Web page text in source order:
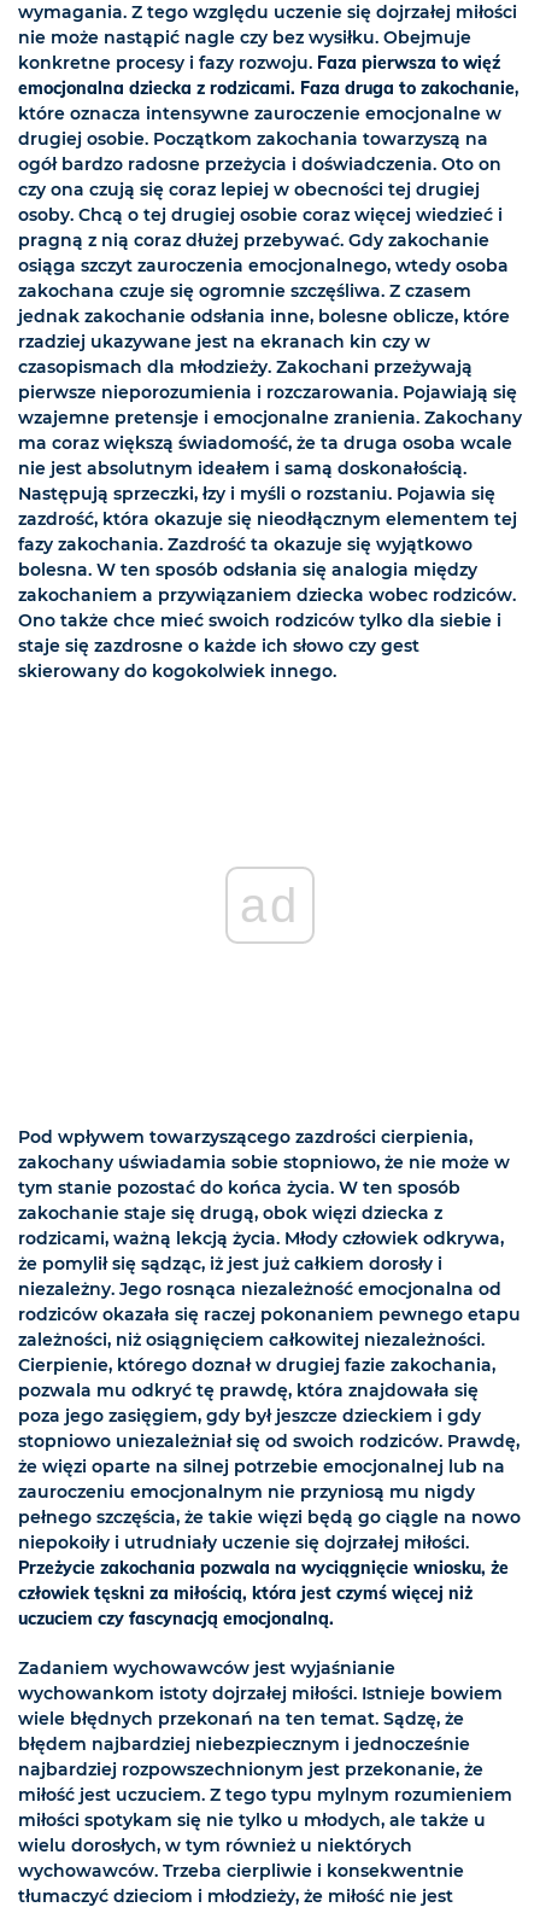
wymagania. Z tego względu uczenie się dojrzałej miłości
nie może nastąpić nagle czy bez wysiłku. Obejmuje
konkretne procesy i fazy rozwoju. Faza pierwsza to więź
emocjonalna dziecka z rodzicami. Faza druga to zakochanie,
które oznacza intensywne zauroczenie emocjonalne w
drugiej osobie. Początkom zakochania towarzyszą na
ogół bardzo radosne przeżycia i doświadczenia. Oto on
czy ona czują się coraz lepiej w obecności tej drugiej
osoby. Chcą o tej drugiej osobie coraz więcej wiedzieć i
pragną z nią coraz dłużej przebywać. Gdy zakochanie
osiąga szczyt zauroczenia emocjonalnego, wtedy osoba
zakochana czuje się ogromnie szczęśliwa. Z czasem
jednak zakochanie odsłania inne, bolesne oblicze, które
rzadziej ukazywane jest na ekranach kin czy w
czasopismach dla młodzieży. Zakochani przeżywają
pierwsze nieporozumienia i rozczarowania. Pojawiają się
wzajemne pretensje i emocjonalne zranienia. Zakochany
ma coraz większą świadomość, że ta druga osoba wcale
nie jest absolutnym ideałem i samą doskonałością.
Następują sprzeczki, łzy i myśli o rozstaniu. Pojawia się
zazdrość, która okazuje się nieodłącznym elementem tej
fazy zakochania. Zazdrość ta okazuje się wyjątkowo
bolesna. W ten sposób odsłania się analogia między
zakochaniem a przywiązaniem dziecka wobec rodziców.
Ono także chce mieć swoich rodziców tylko dla siebie i
staje się zazdrosne o każde ich słowo czy gest
skierowany do kogokolwiek innego.
ad
Pod wpływem towarzyszącego zazdrości cierpienia,
zakochany uświadamia sobie stopniowo, że nie może w
tym stanie pozostać do końca życia. W ten sposób
zakochanie staje się drugą, obok więzi dziecka z
rodzicami, ważną lekcją życia. Młody człowiek odkrywa,
że pomylił się sądząc, iż jest już całkiem dorosły i
niezależny. Jego rosnąca niezależność emocjonalna od
rodziców okazała się raczej pokonaniem pewnego etapu
zależności, niż osiągnięciem całkowitej niezależności.
Cierpienie, którego doznał w drugiej fazie zakochania,
pozwala mu odkryć tę prawdę, która znajdowała się
poza jego zasięgiem, gdy był jeszcze dzieckiem i gdy
stopniowo uniezależniał się od swoich rodziców. Prawdę,
że więzi oparte na silnej potrzebie emocjonalnej lub na
zauroczeniu emocjonalnym nie przyniosą mu nigdy
pełnego szczęścia, że takie więzi będą go ciągle na nowo
niepokoiły i utrudniały uczenie się dojrzałej miłości.
Przeżycie zakochania pozwala na wyciągnięcie wniosku, że
człowiek tęskni za miłością, która jest czymś więcej niż
uczuciem czy fascynacją emocjonalną.
Zadaniem wychowawców jest wyjaśnianie
wychowankom istoty dojrzałej miłości. Istnieje bowiem
wiele błędnych przekonań na ten temat. Sądzę, że
błędem najbardziej niebezpiecznym i jednocześnie
najbardziej rozpowszechnionym jest przekonanie, że
miłość jest uczuciem. Z tego typu mylnym rozumieniem
miłości spotykam się nie tylko u młodych, ale także u
wielu dorosłych, w tym również u niektórych
wychowawców. Trzeba cierpliwie i konsekwentnie
tłumaczyć dzieciom i młodzieży, że miłość nie jest